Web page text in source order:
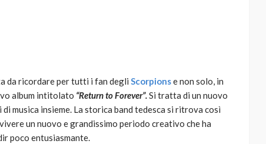
da ricordare per tutti i fan degli Scorpionse non solo, in
album intitolato “Return to Forever”.Si tratta di un nuovo
musica insieme. La storica band tedesca si ritrova così
un nuovo e grandissimo periodo creativo che ha
poco entusiasmante.
quale
prato
Davis: tennis mondiale e
passione per
l’automobilismo